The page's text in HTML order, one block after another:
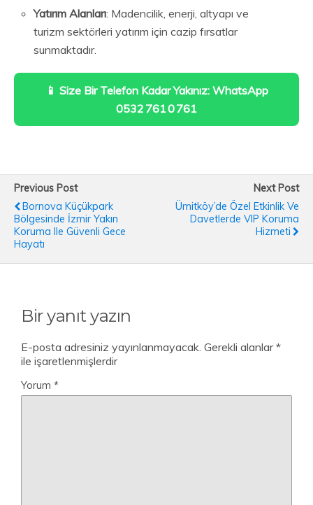
Yatırım Alanları: Madencilik, enerji, altyapı ve
turizm sektörleri yatırım için cazip fırsatlar
sunmaktadır.
📱 Size Bir Telefon Kadar Yakınız: WhatsApp
0532 761 0 761
Previous Post
Bornova Küçükpark
Bölgesinde İzmir Yakın
Koruma Ile Güvenli Gece
Hayatı
Next Post
Ümitköy’de Özel Etkinlik Ve
Davetlerde VIP Koruma
Hizmeti
Bir yanıt yazın
E-posta adresiniz yayınlanmayacak. Gerekli alanlar*
ile işaretlenmişlerdir
Yorum *